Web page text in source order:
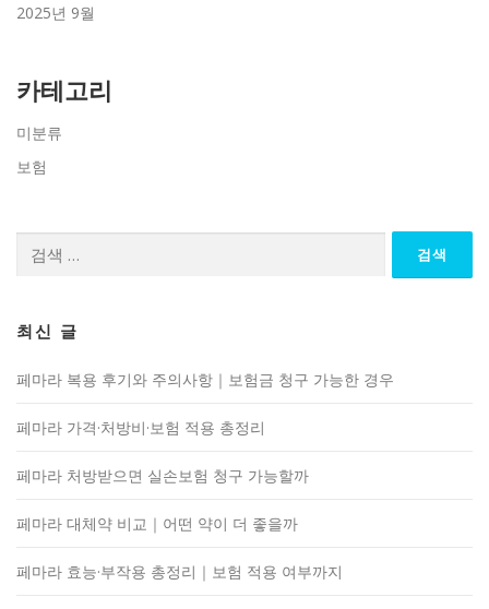
2025년 9월
카테고리
미분류
보험
최신 글
페마라 복용 후기와 주의사항｜보험금 청구 가능한 경우
페마라 가격·처방비·보험 적용 총정리
페마라 처방받으면 실손보험 청구 가능할까
페마라 대체약 비교｜어떤 약이 더 좋을까
페마라 효능·부작용 총정리｜보험 적용 여부까지